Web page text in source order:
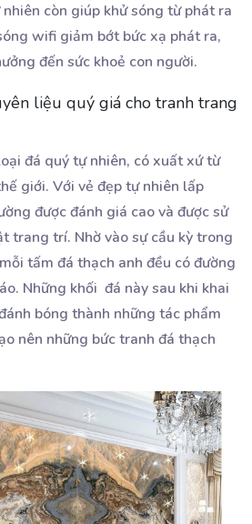
còn giúp khử sóng từ phát ra
wifi giảm bớt bức xạ phát ra,
đến sức khoẻ con người.
liệu quý giá cho tranh trang
đá quý tự nhiên, có xuất xứ từ
giới. Với vẻ đẹp tự nhiên lấp
được đánh giá cao và được sử
trang trí. Nhờ vào sự cầu kỳ trong
tấm đá thạch anh đều có đường
Những khối đá này sau khi khai
bóng thành những tác phẩm
nên những bức tranh đá thạch